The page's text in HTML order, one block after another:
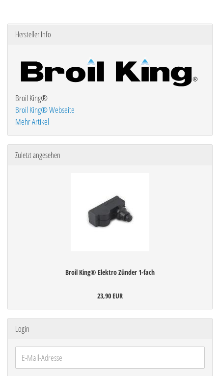
Hersteller Info
Broil King®
Broil King® Webseite
Mehr Artikel
Zuletzt angesehen
Broil King® Elektro Zünder 1-fach
23,90 EUR
Login
E-
Mail-